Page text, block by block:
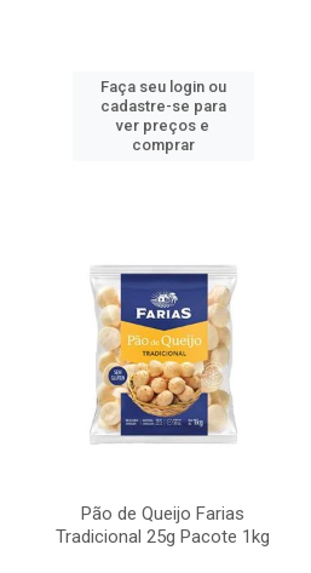
Faça seu login ou
cadastre-se para
ver preços e
comprar
Pão de Queijo Farias
Tradicional 25g Pacote 1kg